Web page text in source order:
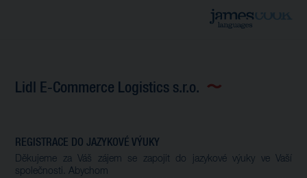
Lidl E-Commerce Logistics s.r.o.
REGISTRACE DO JAZYKOVÉ VÝUKY
Děkujeme za Váš zájem se zapojit do jazykové výuky ve Vaší
společnosti. Abychom